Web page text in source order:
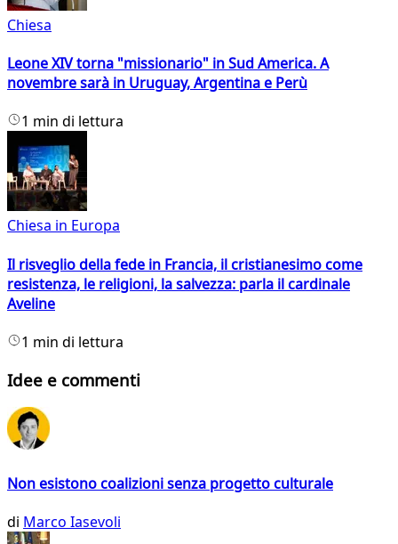
Chiesa
Leone XIV torna "missionario" in Sud America. A
novembre sarà in Uruguay, Argentina e Perù
1 min di lettura
Chiesa in Europa
Il risveglio della fede in Francia, il cristianesimo come
resistenza, le religioni, la salvezza: parla il cardinale
Aveline
1 min di lettura
Idee e commenti
Non esistono coalizioni senza progetto culturale
di Marco Iasevoli